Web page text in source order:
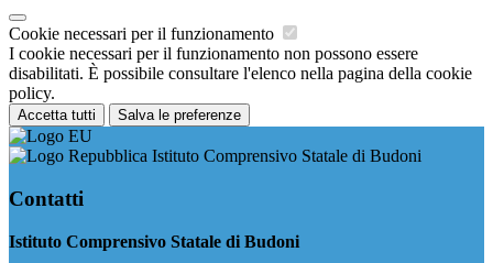
Cookie necessari per il funzionamento
I cookie necessari per il funzionamento non possono essere
disabilitati. È possibile consultare l'elenco nella pagina della cookie
policy.
Accetta tutti Salva le preferenze
Istituto Comprensivo Statale di Budoni
Contatti
Istituto Comprensivo Statale di Budoni